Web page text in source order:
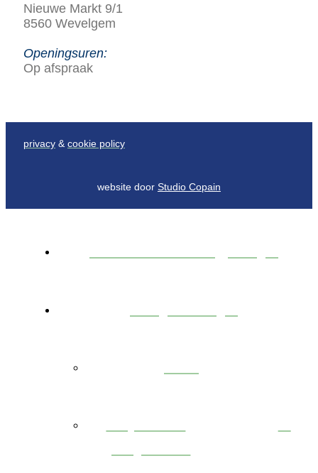
Nieuwe Markt 9/1
8560 Wevelgem
Openingsuren:
Op afspraak
privacy& cookie policy
website door Studio Copain